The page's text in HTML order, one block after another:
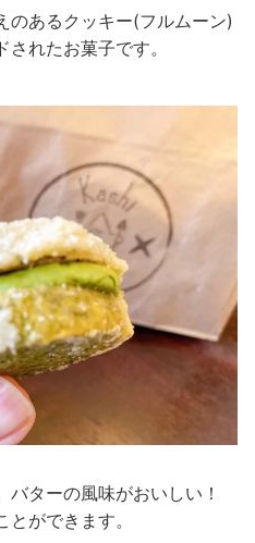
のあるクッキー(フルムーン)
れたお菓子です。
ターの風味がおいしい！
ができます。